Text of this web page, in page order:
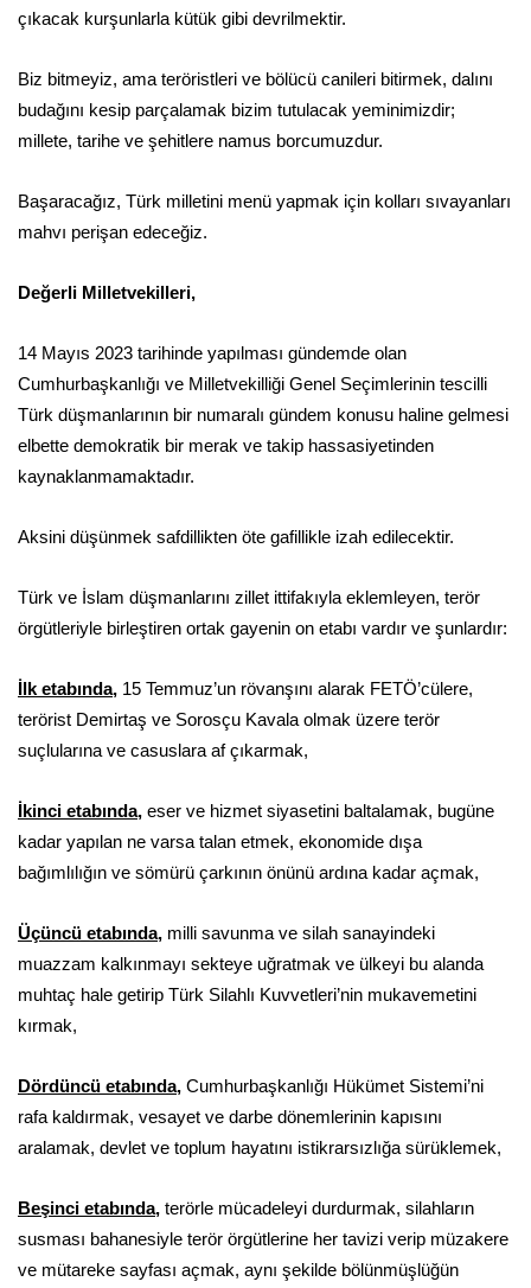
çıkacak kurşunlarla kütük gibi devrilmektir.
Biz bitmeyiz, ama teröristleri ve bölücü canileri bitirmek, dalını
budağını kesip parçalamak bizim tutulacak yeminimizdir;
millete, tarihe ve şehitlere namus borcumuzdur.
Başaracağız, Türk milletini menü yapmak için kolları sıvayanları
mahvı perişan edeceğiz.
Değerli Milletvekilleri,
14 Mayıs 2023 tarihinde yapılması gündemde olan
Cumhurbaşkanlığı ve Milletvekilliği Genel Seçimlerinin tescilli
Türk düşmanlarının bir numaralı gündem konusu haline gelmesi
elbette demokratik bir merak ve takip hassasiyetinden
kaynaklanmamaktadır.
Aksini düşünmek safdillikten öte gafillikle izah edilecektir.
Türk ve İslam düşmanlarını zillet ittifakıyla eklemleyen, terör
örgütleriyle birleştiren ortak gayenin on etabı vardır ve şunlardır:
İlk etabında, 15 Temmuz’un rövanşını alarak FETÖ’cülere,
terörist Demirtaş ve Sorosçu Kavala olmak üzere terör
suçlularına ve casuslara af çıkarmak,
İkinci etabında, eser ve hizmet siyasetini baltalamak, bugüne
kadar yapılan ne varsa talan etmek, ekonomide dışa
bağımlılığın ve sömürü çarkının önünü ardına kadar açmak,
Üçüncü etabında, milli savunma ve silah sanayindeki
muazzam kalkınmayı sekteye uğratmak ve ülkeyi bu alanda
muhtaç hale getirip Türk Silahlı Kuvvetleri’nin mukavemetini
kırmak,
Dördüncü etabında, Cumhurbaşkanlığı Hükümet Sistemi’ni
rafa kaldırmak, vesayet ve darbe dönemlerinin kapısını
aralamak, devlet ve toplum hayatını istikrarsızlığa sürüklemek,
Beşinci etabında, terörle mücadeleyi durdurmak, silahların
susması bahanesiyle terör örgütlerine her tavizi verip müzakere
ve mütareke sayfası açmak, aynı şekilde bölünmüşlüğün